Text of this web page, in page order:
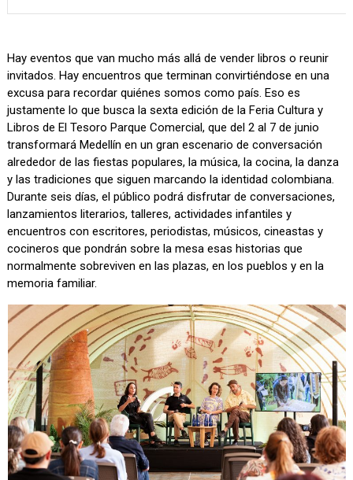
Hay eventos que van mucho más allá de vender libros o reunir
invitados. Hay encuentros que terminan convirtiéndose en una
excusa para recordar quiénes somos como país. Eso es
justamente lo que busca la sexta edición de la Feria Cultura y
Libros de El Tesoro Parque Comercial, que del 2 al 7 de junio
transformará Medellín en un gran escenario de conversación
alrededor de las fiestas populares, la música, la cocina, la danza
y las tradiciones que siguen marcando la identidad colombiana.
Durante seis días, el público podrá disfrutar de conversaciones,
lanzamientos literarios, talleres, actividades infantiles y
encuentros con escritores, periodistas, músicos, cineastas y
cocineros que pondrán sobre la mesa esas historias que
normalmente sobreviven en las plazas, en los pueblos y en la
memoria familiar.